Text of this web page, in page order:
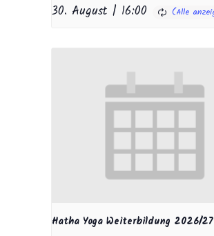
30. August | 16:00
Hatha Yoga Weiterbildung 2026/27